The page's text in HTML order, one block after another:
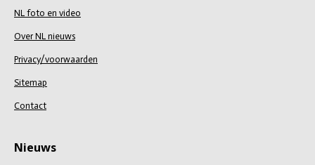
NL foto en video
Over NL nieuws
Privacy/voorwaarden
Sitemap
Contact
Nieuws